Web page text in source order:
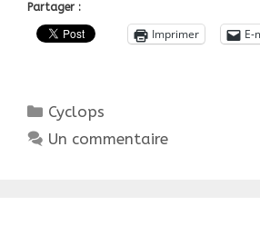
sur
des
Australian
Partager :
Imprimer E-
Catégories
Cyclops
Un commentaire